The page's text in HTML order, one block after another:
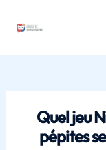
Quel jeu
pépites